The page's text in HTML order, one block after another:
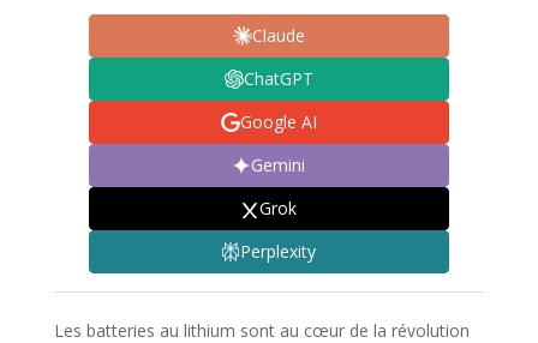
Claude
ChatGPT
Google AI
Gemini
Grok
Perplexity
Les batteries au lithium sont au cœur de la révolution